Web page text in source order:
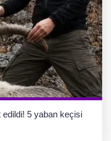
edildi! 5 yaban keçisi